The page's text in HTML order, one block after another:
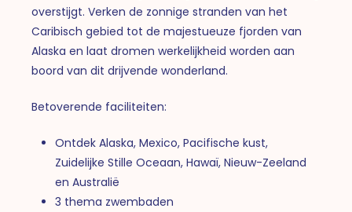
overstijgt. Verken de zonnige stranden van het
Caribisch gebied tot de majestueuze fjorden van
Alaska en laat dromen werkelijkheid worden aan
boord van dit drijvende wonderland.
Betoverende faciliteiten:
Ontdek Alaska, Mexico, Pacifische kust,
Zuidelijke Stille Oceaan, Hawaï, Nieuw-Zeeland
en Australië
3 thema zwembaden